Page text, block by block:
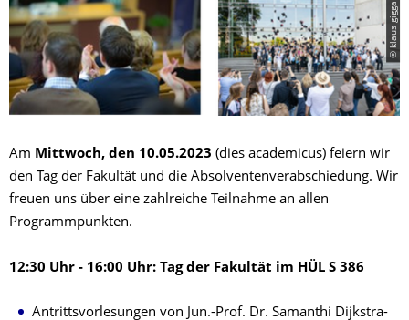
© klaus gigga
Am Mittwoch, den 10.05.2023 (dies academicus) feiern wir
den Tag der Fakultät und die Absolventenverabschiedung. Wir
freuen uns über eine zahlreiche Teilnahme an allen
Programmpunkten.
12:30 Uhr - 16:00 Uhr: Tag der Fakultät im HÜL S 386
Antrittsvorlesungen von Jun.-Prof. Dr. Samanthi Dijkstra-